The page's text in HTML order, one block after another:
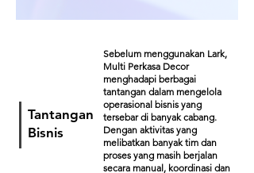
Tantangan
Bisnis
Sebelum menggunakan Lark,
Multi Perkasa Decor
menghadapi berbagai
tantangan dalam mengelola
operasional bisnis yang
tersebar di banyak cabang.
Dengan aktivitas yang
melibatkan banyak tim dan
proses yang masih berjalan
secara manual, koordinasi dan